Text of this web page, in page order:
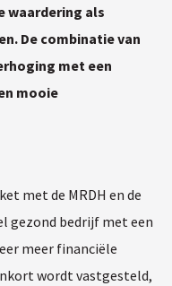
waardering als
De combinatie van
met een
mooie
met de MRDH en de
gezond bedrijf met een
meer financiële
wordt vastgesteld,